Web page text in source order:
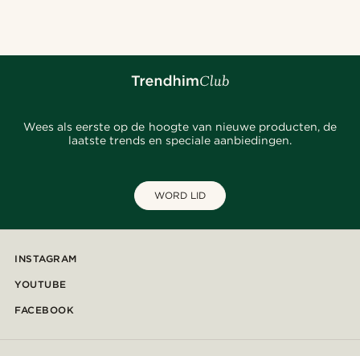
Wees als eerste op de hoogte van nieuwe producten, de
laatste trends en speciale aanbiedingen.
WORD LID
INSTAGRAM
YOUTUBE
FACEBOOK